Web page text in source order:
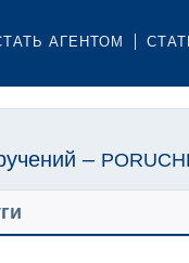
АГЕНТОМ
–